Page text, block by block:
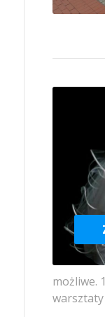
możliwe.
warsztaty